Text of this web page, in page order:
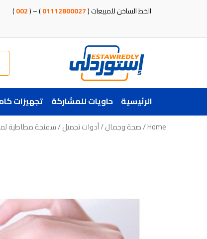
الخط الساخن للمبيعات (01112800027
) – (
002
)
الرئيسية حاويات للمشاركة تجهيزات
Home
/صحة وجمال/أدوات تجميل/ سفنجة مطاطية